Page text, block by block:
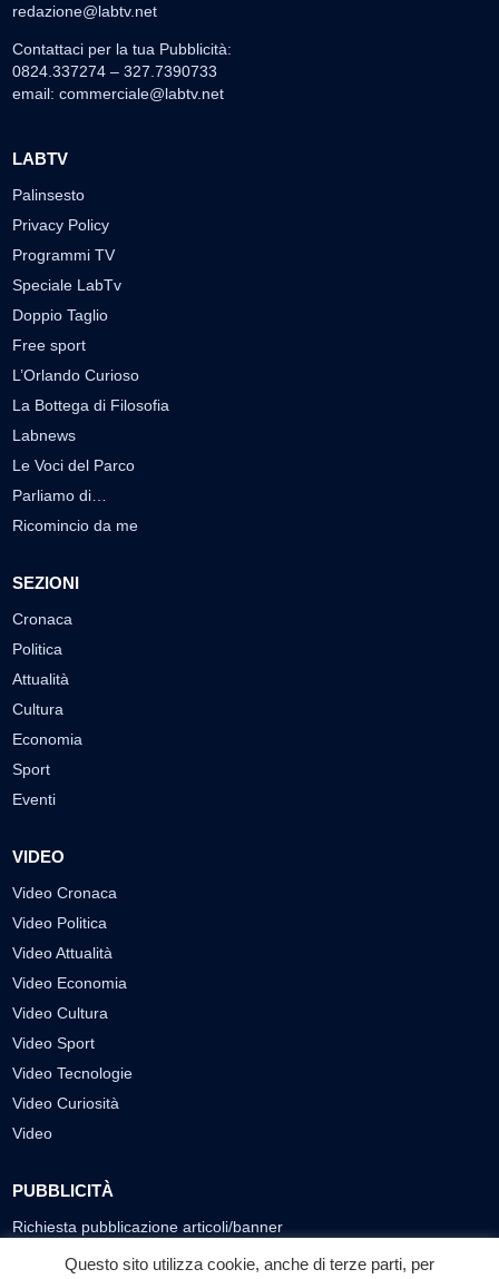
redazione@labtv.net
Contattaci per la tua Pubblicità:
0824.337274 – 327.7390733
email: commerciale@labtv.net
LABTV
Palinsesto
Privacy Policy
Programmi TV
Speciale LabTv
Doppio Taglio
Free sport
L’Orlando Curioso
La Bottega di Filosofia
Labnews
Le Voci del Parco
Parliamo di…
Ricomincio da me
SEZIONI
Cronaca
Politica
Attualità
Cultura
Economia
Sport
Eventi
VIDEO
Video Cronaca
Video Politica
Video Attualità
Video Economia
Video Cultura
Video Sport
Video Tecnologie
Video Curiosità
Video
PUBBLICITÀ
Richiesta pubblicazione articoli/banner
SEGUICI SUI SOCIAL
Questo sito utilizza cookie, anche di terze parti, per